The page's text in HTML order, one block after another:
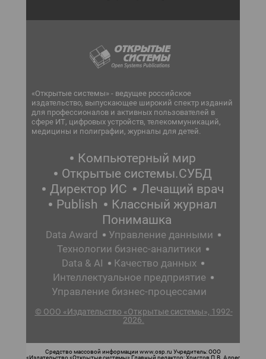
«Открытые системы» - ведущее российское
издательство, выпускающее широкий спектр изданий
для профессионалов и активных пользователей в
сфере ИТ, цифровых устройств, телекоммуникаций,
медицины и полиграфии, журналы для детей.
Компьютерный мир
Открытые системы.СУБД
Директор ИС
Лечащий врач
Publish
Классный журнал
Понимашка
Data Award
Управление данными
Технологии бизнес-аналитики
Data & AI
Качество данных
Интеллектуальное предприятие
Управление бизнес-процессами
© ООО «Издательство «Открытые системы», 1992-
2026.
Средство массовой информации www.osp.ru Учредитель: ООО
«Издательство «Открытые системы» Главный редактор: Христов П.В. Адрес